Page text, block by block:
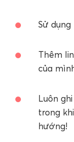
Sử
Thêm
của
Luôn
trong
hướng!